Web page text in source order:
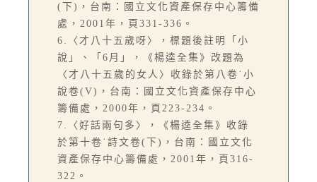
(下)，台南：國立文化資產保存中心籌備
處，2001年，頁331-336。
6.〈才八十五歲呀〉，標題後註明「小
說」、「6月」，《楊逵全集》改題為
〈才八十五歲的女人〉收錄於第八卷˙小
說卷(V)，台南：國立文化資產保存中心
籌備處，2000年，頁223-234。
7.〈好話兩句多〉，《楊逵全集》收錄
於第十卷˙詩文卷(下)，台南：國立文化
資產保存中心籌備處，2001年，頁316-
322。